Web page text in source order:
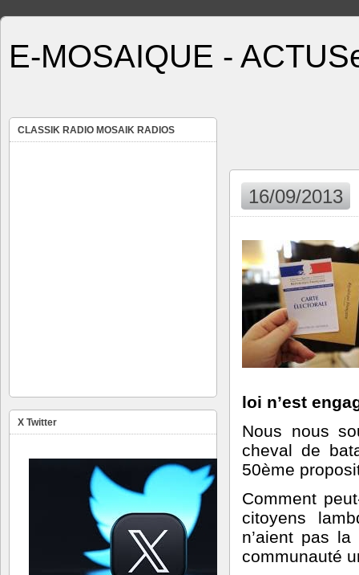
E-MOSAIQUE -
CLASSIK RADIO MOSAIK RADIOS
X Twitter
16/09/2013
loi n’est
Nous nous
cheval de
50ème
Comment
citoyens
n’aient pas
communauté